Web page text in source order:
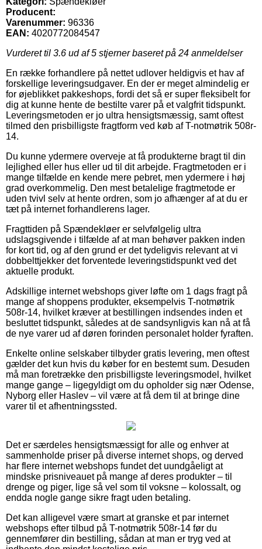
Producent:
Varenummer: 96336
EAN: 4020772084547
Vurderet til 3.6 ud af 5 stjerner baseret på 24 anmeldelser
En række forhandlere på nettet udlover heldigvis et hav af
forskellige leveringsudgaver. En der er meget almindelig er
for øjeblikket pakkeshops, fordi det så er super fleksibelt for
dig at kunne hente de bestilte varer på et valgfrit tidspunkt.
Leveringsmetoden er jo ultra hensigtsmæssig, samt oftest
tilmed den prisbilligste fragtform ved køb af T-notmøtrik 508r-
14.
Du kunne ydermere overveje at få produkterne bragt til din
lejlighed eller hus eller ud til dit arbejde. Fragtmetoden er i
mange tilfælde en kende mere pebret, men ydermere i høj
grad overkommelig. Den mest betalelige fragtmetode er
uden tvivl selv at hente ordren, som jo afhænger af at du er
tæt på internet forhandlerens lager.
Fragttiden på Spændekløer er selvfølgelig ultra
udslagsgivende i tilfælde af at man behøver pakken inden
for kort tid, og af den grund er det tydeligvis relevant at vi
dobbelttjekker det forventede leveringstidspunkt ved det
aktuelle produkt.
Adskillige internet webshops giver løfte om 1 dags fragt på
mange af shoppens produkter, eksempelvis T-notmøtrik
508r-14, hvilket kræver at bestillingen indsendes inden et
besluttet tidspunkt, således at de sandsynligvis kan nå at få
de nye varer ud af døren forinden personalet holder fyraften.
Enkelte online selskaber tilbyder gratis levering, men oftest
gælder det kun hvis du køber for en bestemt sum. Desuden
må man foretrække den prisbilligste leveringsmodel, hvilket
mange gange – ligegyldigt om du opholder sig nær Odense,
Nyborg eller Haslev – vil være at få dem til at bringe dine
varer til et afhentningssted.
Det er særdeles hensigtsmæssigt for alle og enhver at
sammenholde priser på diverse internet shops, og derved
har flere internet webshops fundet det uundgåeligt at
mindske prisniveauet på mange af deres produkter – til
drenge og piger, lige så vel som til voksne – kolossalt, og
endda nogle gange sikre fragt uden betaling.
Det kan alligevel være smart at granske et par internet
webshops efter tilbud på T-notmøtrik 508r-14 før du
gennemfører din bestilling, sådan at man er tryg ved at